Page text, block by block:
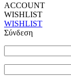
ACCOUNT
WISHLIST
WISHLIST
Σύνδεση